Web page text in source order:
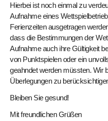
Hierbei ist noch einmal zu
Aufnahme eines
Ferienzeiten ausgetragen
dass die Bestimmungen der
Aufnahme auch ihre Gültigkeit
von Punktspielen oder ein
geahndet werden müssten. Wir
Überlegungen zu
Bleiben Sie gesund!
Mit freundlichen Grüßen